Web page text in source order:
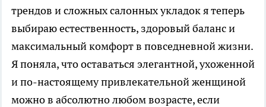
трендов и сложных салонных укладок я теперь
выбираю естественность, здоровый баланс и
максимальный комфорт в повседневной жизни.
Я поняла, что оставаться элегантной, ухоженной
и по-настоящему привлекательной женщиной
можно в абсолютно любом возрасте, если